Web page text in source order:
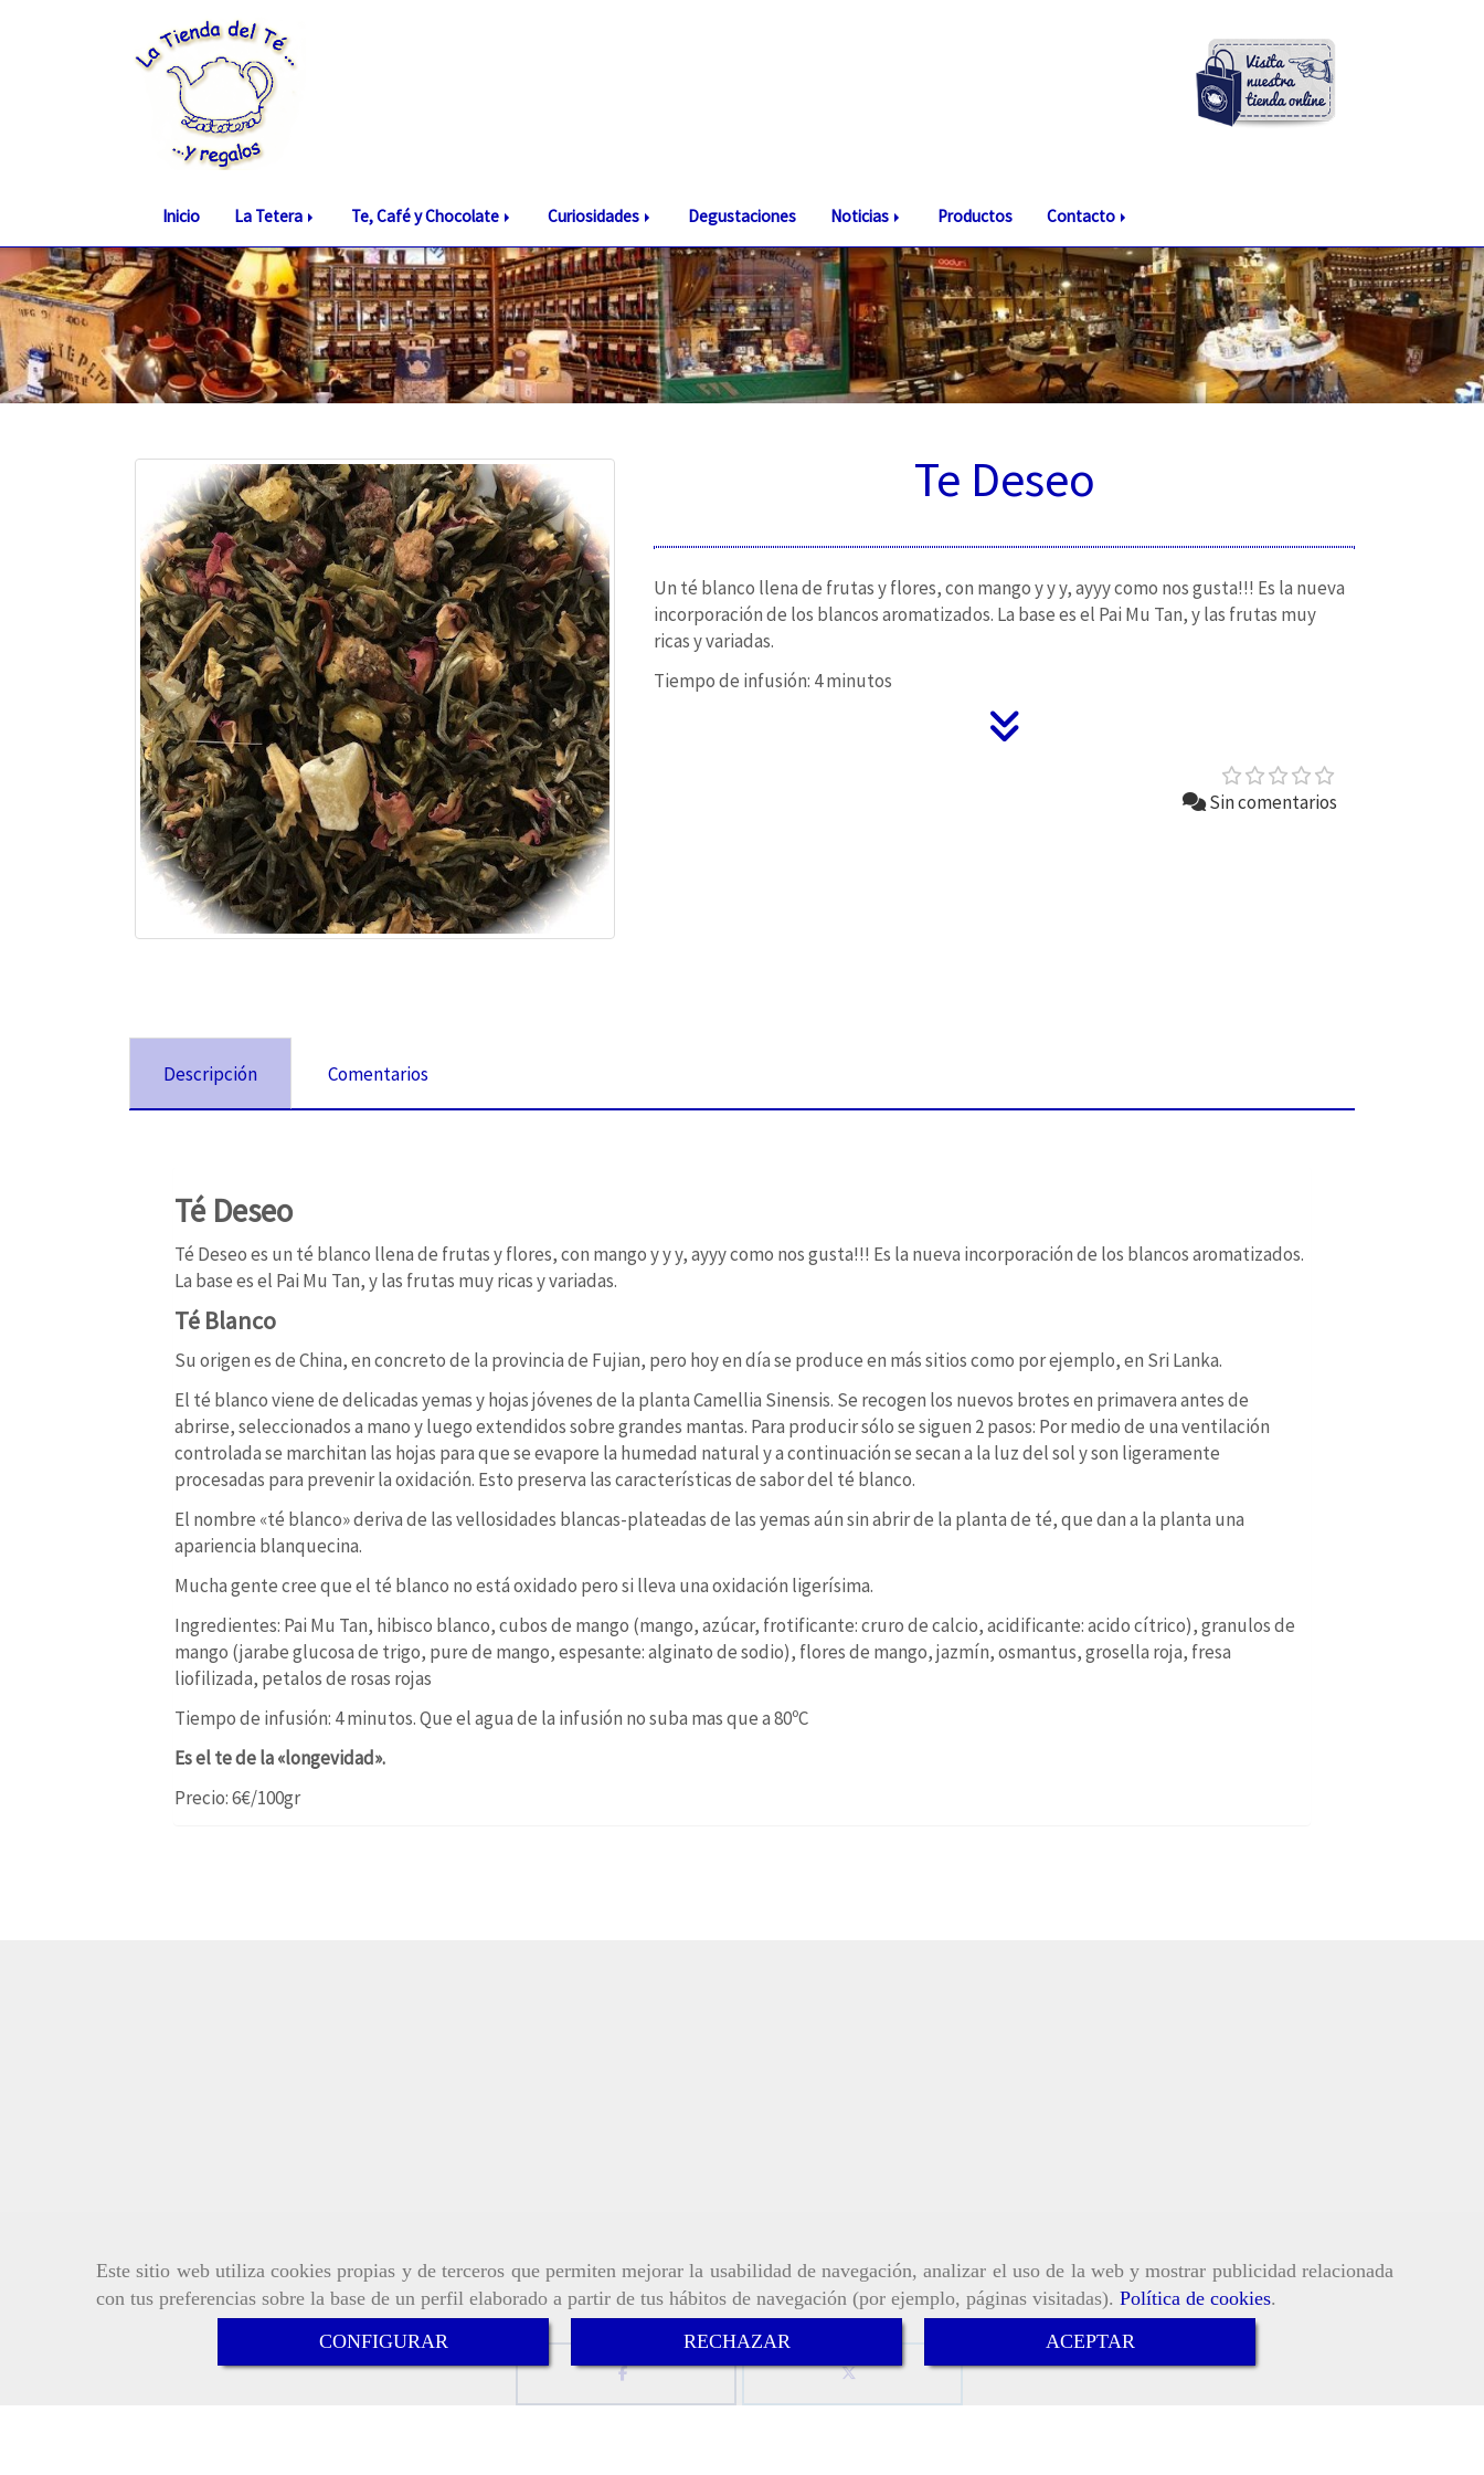
Este sitio web utiliza cookies propias y de terceros que permiten mejorar la usabilidad de navegación, analizar el uso de la web y mostrar publicidad relacionada
con tus preferencias sobre la base de un perfil elaborado a partir de tus hábitos de navegación (por ejemplo, páginas visitadas). Política de cookies.
CONFIGURAR
RECHAZAR ACEPTAR
Inicio La Tetera Te, Café y Chocolate Curiosidades Degustaciones Noticias Productos Contacto
Te Deseo
Un té blanco llena de frutas y flores, con mango y y y, ayyy como nos gusta!!! Es la nueva
incorporación de los blancos aromatizados. La base es el Pai Mu Tan, y las frutas muy
ricas y variadas.
Tiempo de infusión: 4 minutos
Sin comentarios
Descripción Comentarios
Té Deseo
Té Deseo es un té blanco llena de frutas y flores, con mango y y y, ayyy como nos gusta!!! Es la nueva incorporación de los blancos aromatizados.
La base es el Pai Mu Tan, y las frutas muy ricas y variadas.
Té Blanco
Su origen es de China, en concreto de la provincia de Fujian, pero hoy en día se produce en más sitios como por ejemplo, en Sri Lanka.
El té blanco viene de delicadas yemas y hojas jóvenes de la planta Camellia Sinensis. Se recogen los nuevos brotes en primavera antes de
abrirse, seleccionados a mano y luego extendidos sobre grandes mantas. Para producir sólo se siguen 2 pasos: Por medio de una ventilación
controlada se marchitan las hojas para que se evapore la humedad natural y a continuación se secan a la luz del sol y son ligeramente
procesadas para prevenir la oxidación. Esto preserva las características de sabor del té blanco.
El nombre «té blanco» deriva de las vellosidades blancas-plateadas de las yemas aún sin abrir de la planta de té, que dan a la planta una
apariencia blanquecina.
Mucha gente cree que el té blanco no está oxidado pero si lleva una oxidación ligerísima.
Ingredientes: Pai Mu Tan, hibisco blanco, cubos de mango (mango, azúcar, frotificante: cruro de calcio, acidificante: acido cítrico), granulos de
mango (jarabe glucosa de trigo, pure de mango, espesante: alginato de sodio), flores de mango, jazmín, osmantus, grosella roja, fresa
liofilizada, petalos de rosas rojas
Tiempo de infusión: 4 minutos. Que el agua de la infusión no suba mas que a 80ºC
Es el te de la «longevidad».
Precio: 6€/100gr